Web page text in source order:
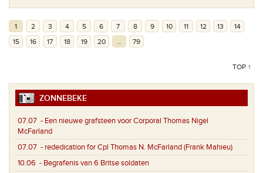
1 2 3 4 5 6 7 8 9 10 11 12 13
14
15
16 17 18 19 20 79
TOP ↑
ZONNEBEKE
07.07 - Een nieuwe grafsteen voor Corporal Thomas Nigel
McFarland
07.07 - rededication for Cpl Thomas N. McFarland (Frank Mahieu)
10.06 - Begrafenis van 6 Britse soldaten